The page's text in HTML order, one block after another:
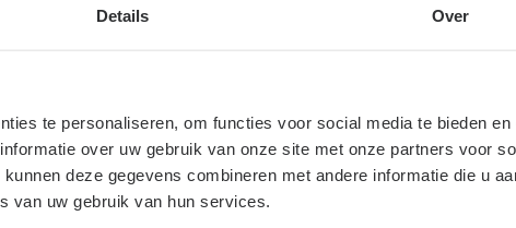
Details Over
te personaliseren, om functies voor social media te bieden en
over uw gebruik van onze site met onze partners voor
deze gegevens combineren met andere informatie die u
van uw gebruik van hun services.